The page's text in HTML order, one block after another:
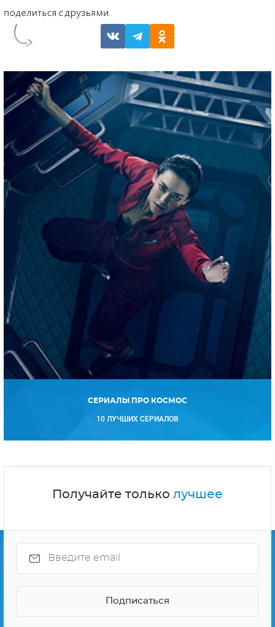
СЕРИАЛЫ ПРО КОСМОС
10 ЛУЧШИХ СЕРИАЛОВ
Получайте только лучшее